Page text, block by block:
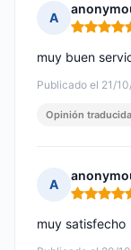
A
Nota: 5 de
Publicado el 21/
muy buen
Opinión traducida
A
Nota: 5 de
muy satisfecho